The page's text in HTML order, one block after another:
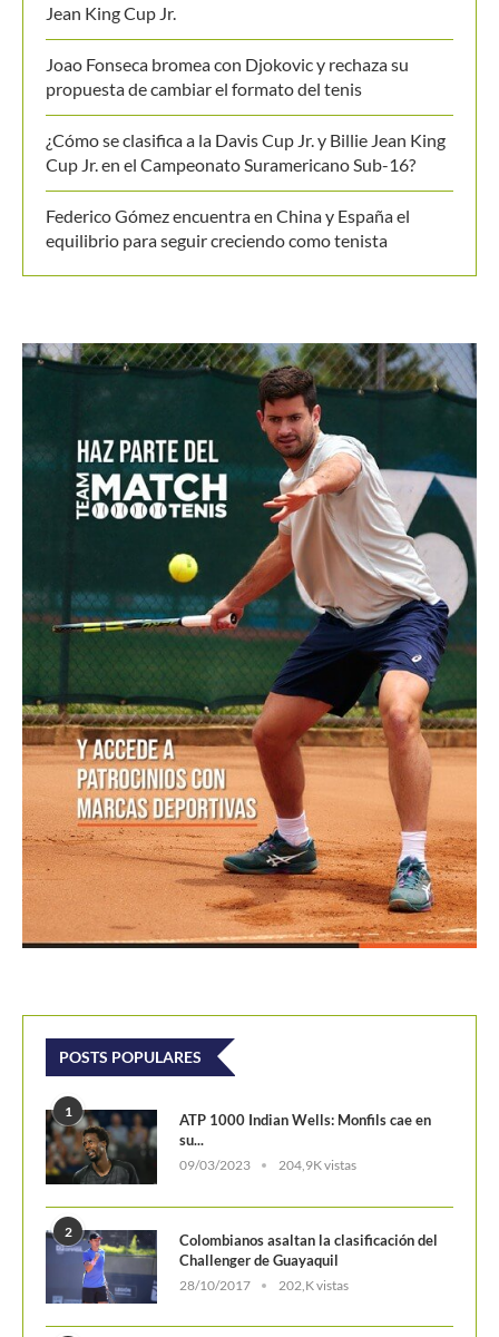
Jean King Cup Jr.
Joao Fonseca bromea con Djokovic y rechaza su
propuesta de cambiar el formato del tenis
¿Cómo se clasifica a la Davis Cup Jr. y Billie Jean King
Cup Jr. en el Campeonato Suramericano Sub-16?
Federico Gómez encuentra en China y España el
equilibrio para seguir creciendo como tenista
POSTS POPULARES
1
ATP 1000 Indian Wells: Monfils cae en
su...
09/03/2023 204,9K vistas
2
Colombianos asaltan la clasificación del
Challenger de Guayaquil
28/10/2017 202,K vistas